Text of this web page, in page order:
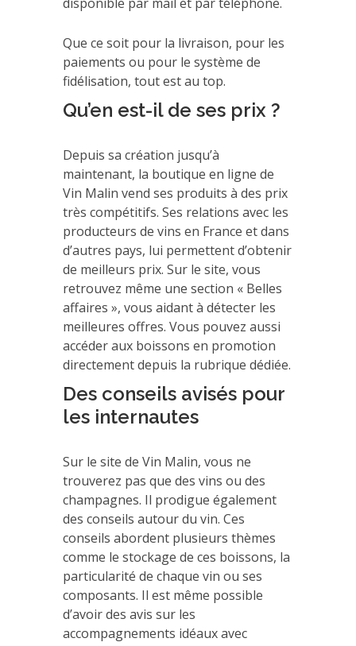
Que ce soit pour la livraison, pour les
paiements ou pour le système de
fidélisation, tout est au top.
Qu’en est-il de ses prix ?
Depuis sa création jusqu’à
maintenant, la boutique en ligne de
Vin Malin vend ses produits à des prix
très compétitifs. Ses relations avec les
producteurs de vins en France et dans
d’autres pays, lui permettent d’obtenir
de meilleurs prix. Sur le site, vous
retrouvez même une section « Belles
affaires », vous aidant à détecter les
meilleures offres. Vous pouvez aussi
accéder aux boissons en promotion
directement depuis la rubrique dédiée.
Des conseils avisés pour
les internautes
Sur le site de Vin Malin, vous ne
trouverez pas que des vins ou des
champagnes. Il prodigue également
des conseils autour du vin. Ces
conseils abordent plusieurs thèmes
comme le stockage de ces boissons, la
particularité de chaque vin ou ses
composants. Il est même possible
d’avoir des avis sur les
accompagnements idéaux avec